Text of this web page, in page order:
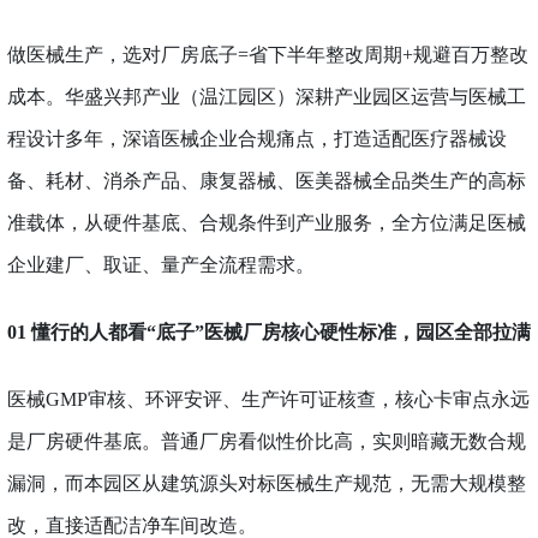
做医械生产，选对厂房底子=省下半年整改周期+规避百万整改
成本。华盛兴邦产业（温江园区）深耕产业园区运营与医械工
程设计多年，深谙医械企业合规痛点，打造适配医疗器械设
备、耗材、消杀产品、康复器械、医美器械全品类生产的高标
准载体，从硬件基底、合规条件到产业服务，全方位满足医械
企业建厂、取证、量产全流程需求。
01 懂行的人都看“底子”医械厂房核心硬性标准，园区全部拉满
医械GMP审核、环评安评、生产许可证核查，核心卡审点永远
是厂房硬件基底。普通厂房看似性价比高，实则暗藏无数合规
漏洞，而本园区从建筑源头对标医械生产规范，无需大规模整
改，直接适配洁净车间改造。